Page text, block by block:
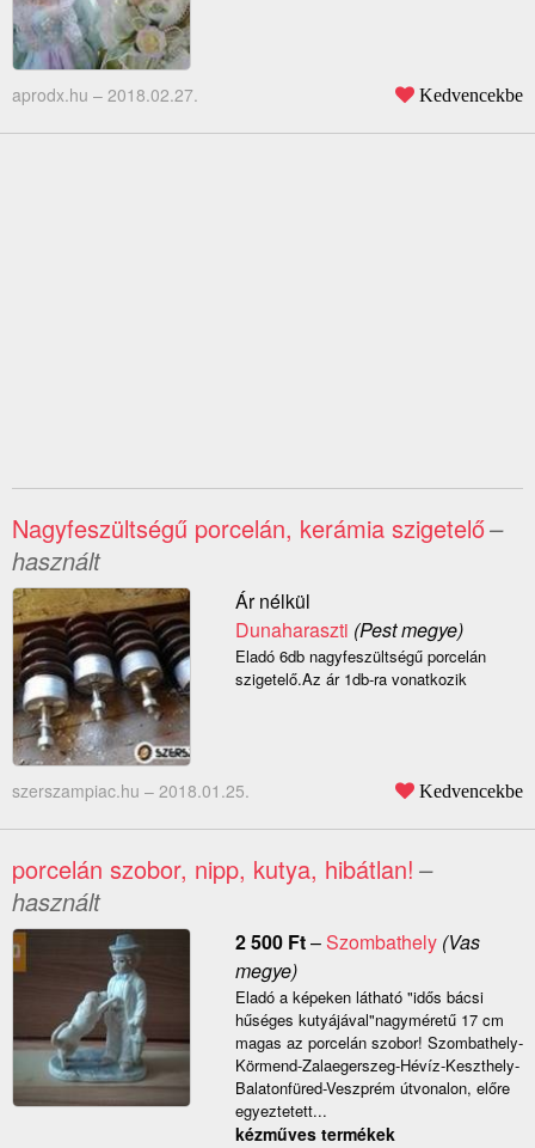
aprodx.hu – 2018.02.27. Kedvencekbe
Nagyfeszültségű porcelán, kerámia szigetelő–
használt
Ár nélkül
Dunaharaszti (Pest megye)
Eladó 6db nagyfeszültségű porcelán
szigetelő.Az ár 1db-ra vonatkozik
szerszampiac.hu – 2018.01.25. Kedvencekbe
porcelán szobor, nipp, kutya, hibátlan! –
használt
2 500 Ft–Szombathely(Vas
megye)
Eladó a képeken látható "idős bácsi
hűséges kutyájával"nagyméretű 17 cm
magas az porcelán szobor! Szombathely-
Körmend-Zalaegerszeg-Hévíz-Keszthely-
Balatonfüred-Veszprém útvonalon, előre
egyeztetett...
kézműves termékek